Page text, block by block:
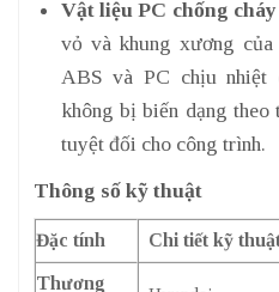
Vật liệu PC chống cháy
vỏ và khung xương
ABS và PC chịu nhiệt
không bị biến dạng theo
tuyệt đối cho công trình.
Thông số kỹ thuật
Đặc tính Chi tiết kỹ
Thương